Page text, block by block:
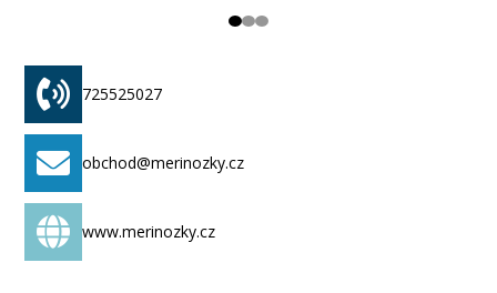
Široký sortiment (ponožky, oblečení, doplňky)
Produkty a služby
hlavních kategorií:
1. Ponožky
725525027
obchod@merinozky.cz
www.merinozky.cz